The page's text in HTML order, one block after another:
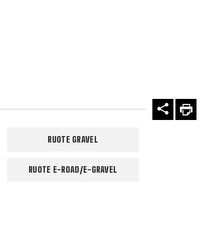
RUOTE GRAVEL
RUOTE E-ROAD/E-GRAVEL